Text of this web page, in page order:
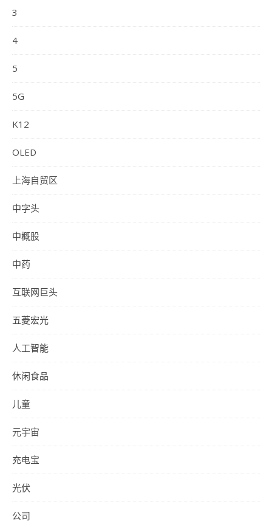
3
4
5
5G
K12
OLED
上海自贸区
中字头
中概股
中药
互联网巨头
五菱宏光
人工智能
休闲食品
儿童
元宇宙
充电宝
光伏
公司